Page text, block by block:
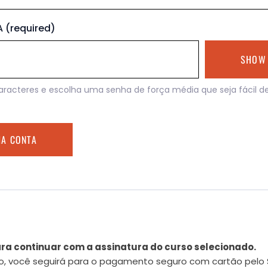
(required)
SHOW
e escolha uma senha de força média que seja fácil
continuar com a assinatura do curso selecionado.
você seguirá para o pagamento seguro com cartão